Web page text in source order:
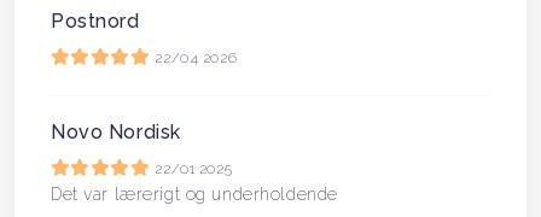
Haft det sjovt sammen
bidrag til opgaveløsningen i hverdagen
Øget opmærksomhed på egen
kommunikationsstil
Postnord
22/04 2026
Novo Nordisk
22/01 2025
Det var lærerigt og underholdende